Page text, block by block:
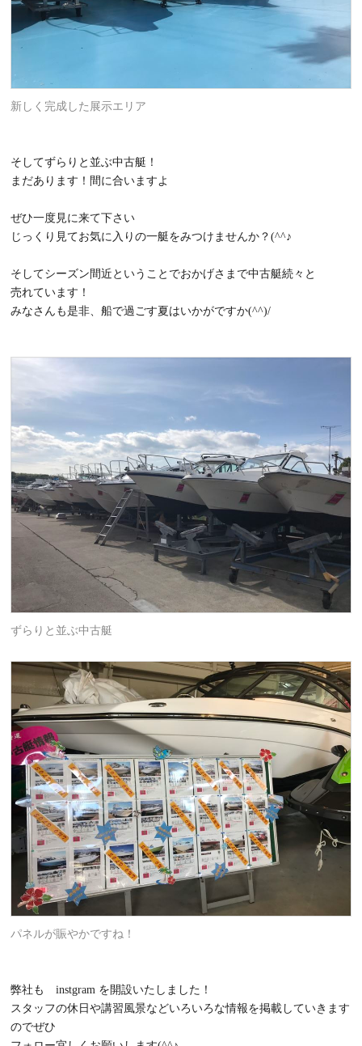
新しく完成した展示エリア
そしてずらりと並ぶ中古艇！
まだあります！間に合いますよ
ぜひ一度見に来て下さい
じっくり見てお気に入りの一艇をみつけませんか？(^^♪
そしてシーズン間近ということでおかげさまで中古艇続々と
売れています！
みなさんも是非、船で過ごす夏はいかがですか(^^)/
ずらりと並ぶ中古艇
パネルが賑やかですね！
弊社も instgram を開設いたしました！
スタッフの休日や講習風景などいろいろな情報を掲載していきます
のでぜひ